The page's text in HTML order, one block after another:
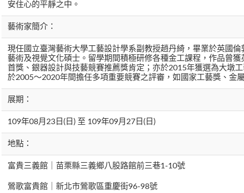
安住心的平靜之中。
藝術家簡介：
現任國立臺灣藝術大學工藝設計學系副教授趙丹綺，畢業於英國倫
藝術及視覺文化碩士。留學期間積極研修各種金工課程，作品曾獲
首獎、銀器設計與技藝競賽推薦獎肯定；亦於2015年獲選為大墩
於2005～2020年間擔任多項重要競賽之評審，如國家工藝獎、金
展期：
109年08月23日(日) 至 109年09月27日(日)
地點：
富貴三義館｜苗栗縣三義鄉八股路館前三巷1-10號
鶯歌富貴館｜新北市鶯歌區重慶街96-98號